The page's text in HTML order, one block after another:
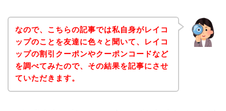
なので、こちらの記事では私自身がレイコ
ップのことを友達に色々と聞いて、レイコ
ップの割引クーポンやクーポンコードなど
を調べてみたので、その結果を記事にさせ
ていただきます。